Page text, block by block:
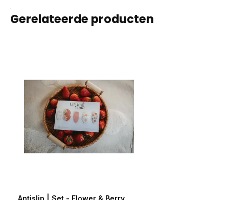
.
Gerelateerde producten
Antislip | Set - Flower & Berry